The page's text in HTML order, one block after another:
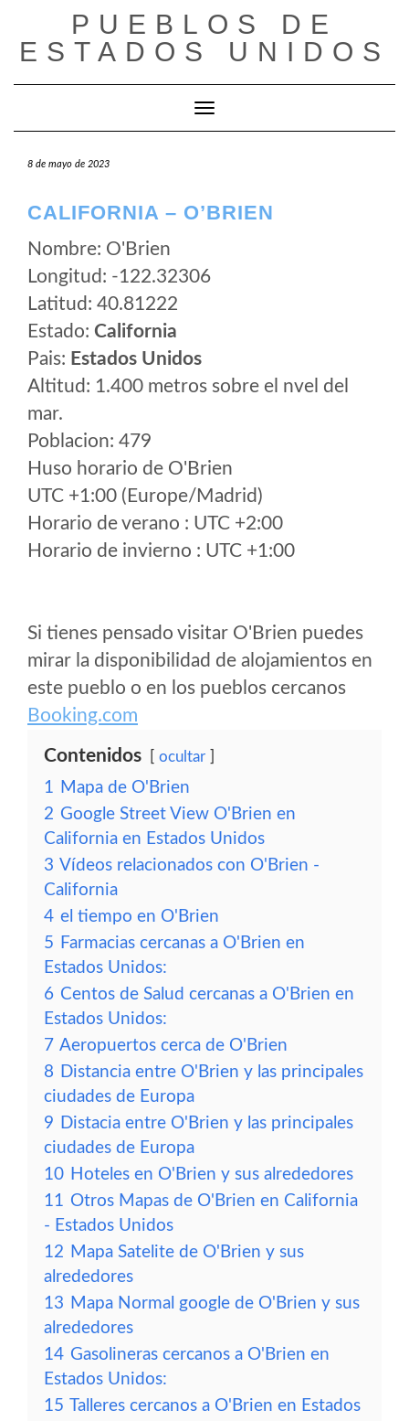
contenido
PUEBLOS DE
ESTADOS UNIDOS
Cambiar modo de navegación
8 de mayo de 2023
CALIFORNIA – O’BRIEN
Nombre: O'Brien
Longitud: -122.32306
Latitud: 40.81222
Estado: California
Pais: Estados Unidos
Altitud: 1.400 metros sobre el nvel del
mar.
Poblacion: 479
Huso horario de O'Brien
UTC +1:00 (Europe/Madrid)
Horario de verano : UTC +2:00
Horario de invierno : UTC +1:00
Si tienes pensado visitar O'Brien puedes
mirar la disponibilidad de alojamientos en
este pueblo o en los pueblos cercanos
Booking.com
Contenidos ocultar
1 Mapa de O'Brien
2 Google Street View O'Brien en
California en Estados Unidos
3 Vídeos relacionados con O'Brien -
California
4 el tiempo en O'Brien
5 Farmacias cercanas a O'Brien en
Estados Unidos:
6 Centos de Salud cercanas a O'Brien en
Estados Unidos:
7 Aeropuertos cerca de O'Brien
8 Distancia entre O'Brien y las principales
ciudades de Europa
9 Distacia entre O'Brien y las principales
ciudades de Europa
10 Hoteles en O'Brien y sus alrededores
11 Otros Mapas de O'Brien en California
- Estados Unidos
12 Mapa Satelite de O'Brien y sus
alrededores
13 Mapa Normal google de O'Brien y sus
alrededores
14 Gasolineras cercanos a O'Brien en
Estados Unidos:
15 Talleres cercanos a O'Brien en Estados